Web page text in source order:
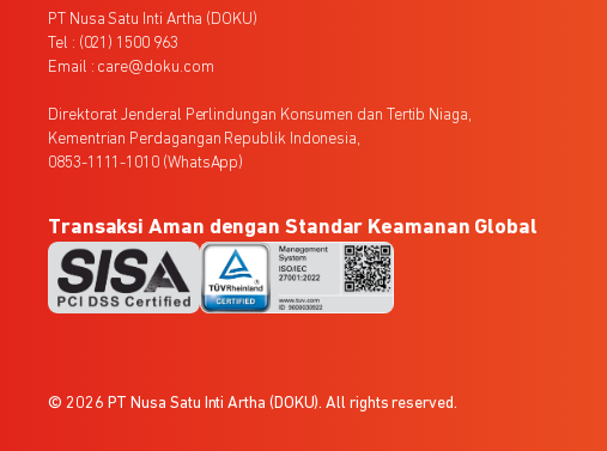
PT Nusa Satu Inti Artha (DOKU)
Tel : (021) 1500 963
Email : care@doku.com
Direktorat Jenderal Perlindungan Konsumen dan Tertib Niaga,
Kementrian Perdagangan Republik Indonesia,
0853-1111-1010 (WhatsApp)
Transaksi Aman dengan Standar Keamanan Global
© 2026 PT Nusa Satu Inti Artha (DOKU). All rights reserved.